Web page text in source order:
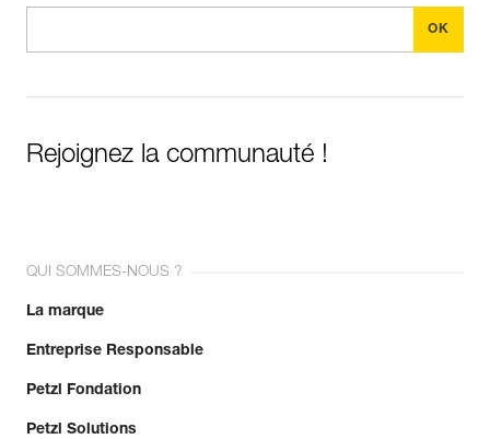
Rejoignez la communauté !
QUI SOMMES-NOUS ?
La marque
Entreprise Responsable
Petzl Fondation
Petzl Solutions